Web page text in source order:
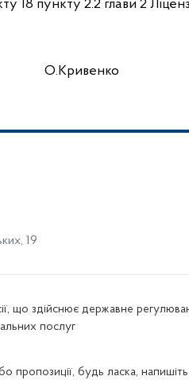
18 пункту 2.2 глави 2
19
що здійснює державне
послуг
пропозиції, будь ласка,